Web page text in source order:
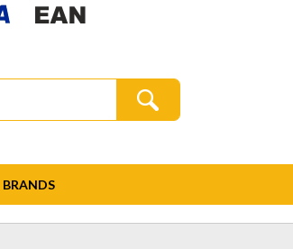
BRANDS